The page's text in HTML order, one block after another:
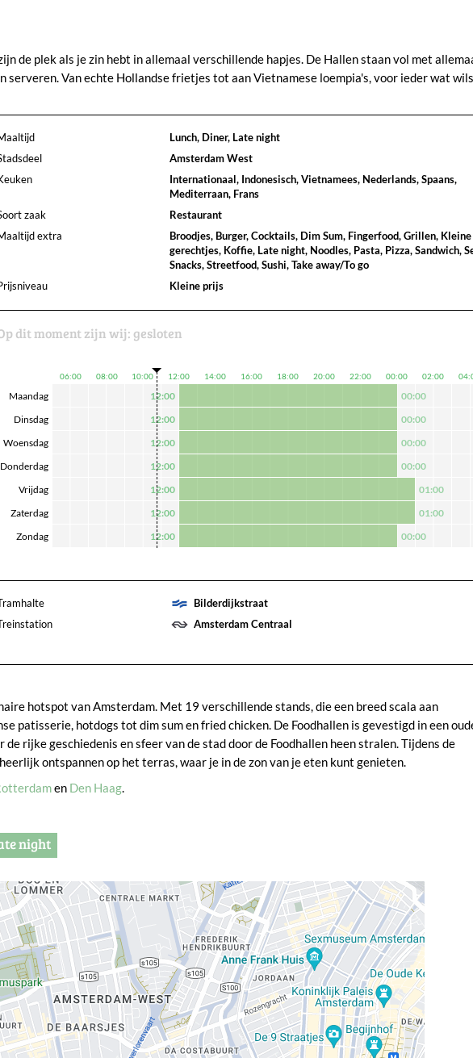
de plek als je zin hebt in allemaal verschillende hapjes. De Hallen staan vol met
serveren. Van echte Hollandse frietjes tot aan Vietnamese loempia's, voor ieder wat
Lunch, Diner, Late night
Amsterdam West
Internationaal, Indonesisch, Vietnamees, Nederlands, Spaans,
Mediterraan, Frans
zaak
Restaurant
extra
Broodjes, Burger, Cocktails, Dim Sum, Fingerfood, Grillen, Kleine
gerechtjes, Koffie, Late night, Noodles, Pasta, Pizza, Sandwich,
Snacks, Streetfood, Sushi, Take away/To go
Kleine prijs
dit moment zijn wij: gesloten
06:00 08:00 10:00 12:00 14:00 16:00 18:00 20:00 22:00 00:00 02:00
Maandag 12:00
00:00
Dinsdag
12:00
00:00
Woensdag
12:00
00:00
Donderdag
12:00
00:00
Vrijdag
12:00
01:00
Zaterdag
12:00
01:00
Zondag
12:00 00:00
Bilderdijkstraat
Amsterdam Centraal
hotspot van Amsterdam. Met 19 verschillende stands, die een breed scala aan
patisserie, hotdogs tot dim sum en fried chicken. De Foodhallen is gevestigd in een
rijke geschiedenis en sfeer van de stad door de Foodhallen heen stralen. Tijdens de
ontspannen op het terras, waar je in de zon van je eten kunt genieten.
en Den Haag.
night